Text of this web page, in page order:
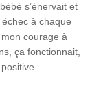
s’énervait et
à chaque
courage à
ça fonctionnait,